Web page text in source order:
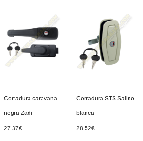
Cerradura caravana
negra Zadi
27.37€
Cerradura STS Salino
blanca
28.52€